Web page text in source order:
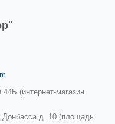
(интернет-магазин
Донбасса д. 10 (площадь